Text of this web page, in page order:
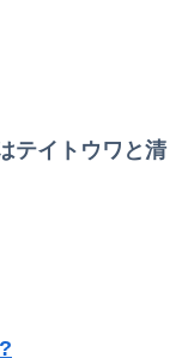
テイトウワと清